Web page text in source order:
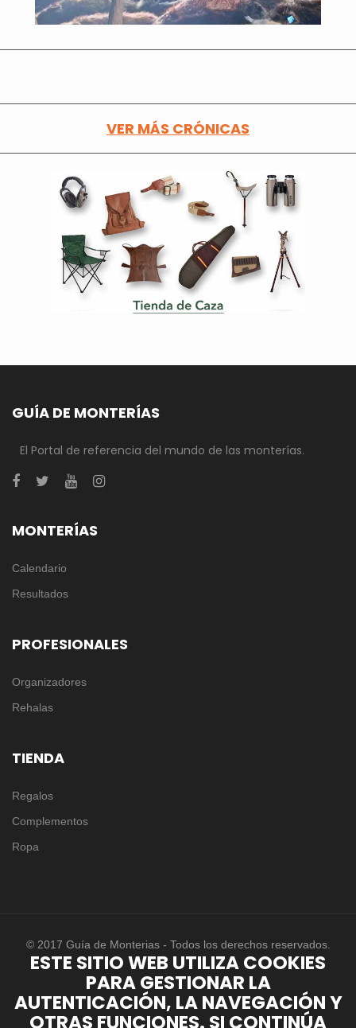
VER MÁS CRÓNICAS
GUÍA DE MONTERÍAS
El Portal de referencia del mundo de las monterías.
MONTERÍAS
Calendario
Resultados
PROFESIONALES
Organizadores
Rehalas
TIENDA
Regalos
Complementos
Ropa
© 2017 Guía de Monterias - Todos los derechos reservados.
ESTE SITIO WEB UTILIZA COOKIES
PARA GESTIONAR LA
AUTENTICACIÓN, LA NAVEGACIÓN Y
OTRAS FUNCIONES. SI CONTINÚA